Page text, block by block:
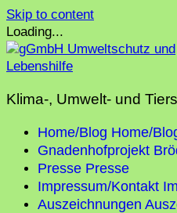
Skip to content
Loading...
Klima-, Umwelt- und
Home/Blog Home/
Gnadenhofprojekt
Presse Presse
Impressum/Kontakt
Auszeichnungen